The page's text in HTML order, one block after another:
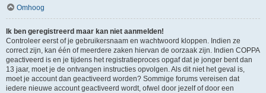
Omhoog
Ik ben geregistreerd maar kan niet aanmelden!
Controleer eerst of je gebruikersnaam en wachtwoord kloppen. Indien ze
correct zijn, kan één of meerdere zaken hiervan de oorzaak zijn. Indien COPPA
geactiveerd is en je tijdens het registratieproces opgaf dat je jonger bent dan
13 jaar, moet je de ontvangen instructies opvolgen. Als dit niet het geval is,
moet je account dan geactiveerd worden? Sommige forums vereisen dat
iedere nieuwe account geactiveerd wordt, ofwel door jezelf of door een